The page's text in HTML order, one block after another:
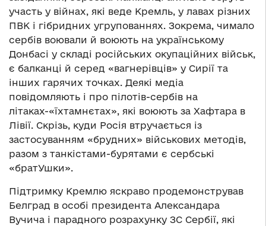
участь у війнах, які веде Кремль, у лавах різних
ПВК і гібридних угрупованнях. Зокрема, чимало
сербів воювали й воюють на українському
Донбасі у складі російських окупаційних військ,
є балканці й серед «вагнерівців» у Сирії та
інших гарячих точках. Деякі медіа
повідомляють і про пілотів-сербів на
літаках-«їхтамнєтах», які воюють за Хафтара в
Лівії. Скрізь, куди Росія втручається із
застосуванням «брудних» військових методів,
разом з танкістами-бурятами є сербські
«братУшки».
Підтримку Кремлю яскраво продемонстрував
Белград в особі президента Александара
Вучича і парадного розрахунку ЗС Сербії, які